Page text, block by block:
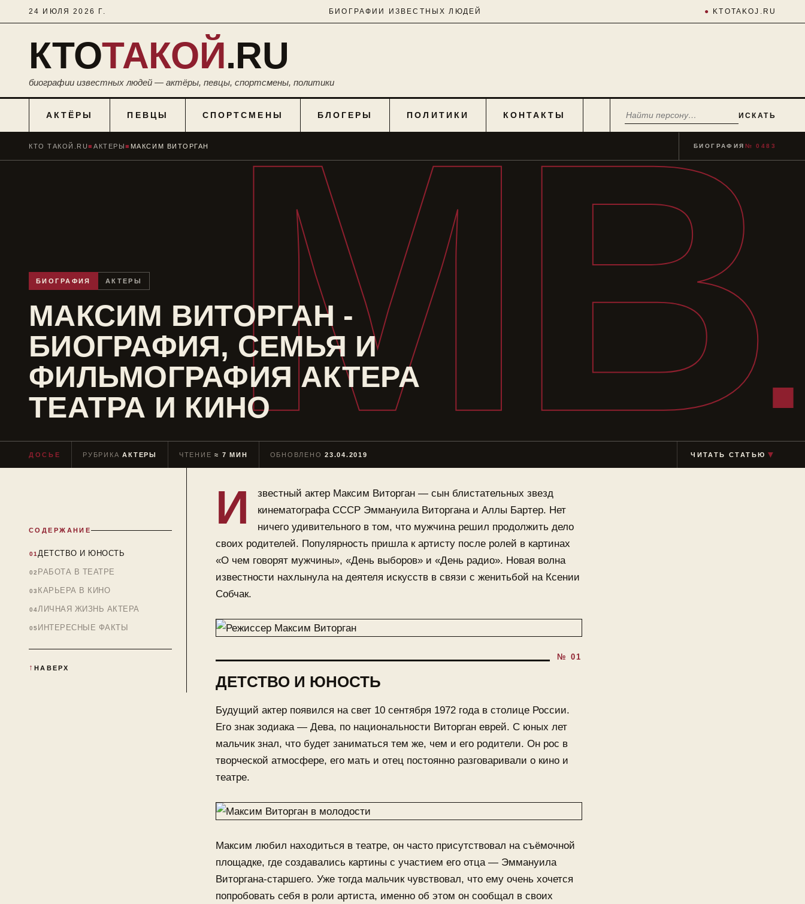
24 ИЮЛЯ 2026 Г. БИОГРАФИИ ИЗВЕСТНЫХ ЛЮДЕЙ ● KTOTAKOJ.RU
КТОТАКОЙ.RU
биографии известных людей — актёры, певцы, спортсмены, политики
АКТЁРЫ ПЕВЦЫ СПОРТСМЕНЫ БЛОГЕРЫ ПОЛИТИКИ КОНТАКТЫ ИСКАТЬ
МВ
КТО ТАКОЙ.RU■АКТЕРЫ■ МАКСИМ ВИТОРГАН БИОГРАФИЯ № 0483
БИОГРАФИЯ АКТЕРЫ
МАКСИМ ВИТОРГАН -
БИОГРАФИЯ, СЕМЬЯ И
ФИЛЬМОГРАФИЯ АКТЕРА
ТЕАТРА И КИНО
ДОСЬЕ РУБРИКААКТЕРЫ ЧТЕНИЕ≈ 7 МИН ОБНОВЛЕНО23.04.2019 ЧИТАТЬ СТАТЬЮ ▼
СОДЕРЖАНИЕ
ДЕТСТВО И ЮНОСТЬ
РАБОТА В ТЕАТРЕ
КАРЬЕРА В КИНО
ЛИЧНАЯ ЖИЗНЬ АКТЕРА
ИНТЕРЕСНЫЕ ФАКТЫ
НАВЕРХ
И
звестный актер Максим Виторган — сын блистательных звезд
кинематографа СССР Эммануила Виторгана и Аллы Бартер. Нет
ничего удивительного в том, что мужчина решил продолжить дело
своих родителей. Популярность пришла к артисту после ролей в картинах
«О чем говорят мужчины», «День выборов» и «День радио». Новая волна
известности нахлынула на деятеля искусств в связи с женитьбой на Ксении
Собчак.
ДЕТСТВО И ЮНОСТЬ
Будущий актер появился на свет 10 сентября 1972 года в столице России.
Его знак зодиака — Дева, по национальности Виторган еврей. С юных лет
мальчик знал, что будет заниматься тем же, чем и его родители. Он рос в
творческой атмосфере, его мать и отец постоянно разговаривали о кино и
театре.
Максим любил находиться в театре, он часто присутствовал на съёмочной
площадке, где создавались картины с участием его отца — Эммануила
Виторгана-старшего. Уже тогда мальчик чувствовал, что ему очень хочется
попробовать себя в роли артиста, именно об этом он сообщал в своих